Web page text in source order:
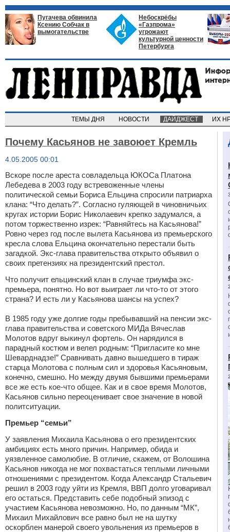
Пугачева обвинила
Ксению Собчак в
вымогательстве
Небоскрёбы
«Газпрома»
угрожают
культурной ценности
Петербурга
ТЕМЫ ДНЯ НОВОСТИ ДАЙДЖЕСТ ИХ
Почему Касьянов не завоюет Кремль
4.05.2005 00:01
Вскоре после ареста совладельца ЮКОСа Платона
Лебедева в 2003 году встревоженные члены
политической семьи Бориса Ельцина спросили патриарха
клана: “Что делать?”. Согласно гуляющей в чиновничьих
кругах истории Борис Николаевич крепко задумался, а
потом торжественно изрек: “Равняйтесь на Касьянова!”
Ровно через год после вылета Касьянова из премьерского
кресла слова Ельцина окончательно перестали быть
загадкой. Экс-глава правительства открыто объявил о
своих претензиях на президентский престол.
Что получит ельцинский клан в случае триумфа экс-
премьера, понятно. Но вот выиграет ли что-то от этого
страна? И есть ли у Касьянова шансы на успех?
В 1985 году уже долгие годы пребывавший на пенсии экс-
глава правительства и советского МИДа Вячеслав
Молотов вдруг выкинул фортель. Он нарядился в
парадный костюм и велел родным: “Пригласите ко мне
Шеварднадзе!” Сравнивать давно вышедшего в тираж
старца Молотова с полным сил и здоровья Касьяновым,
конечно, смешно. Но между двумя бывшими премьерами
все же есть кое-что общее. Как и в свое время Молотов,
Касьянов сильно переоценивает свое значение в новой
политситуации.
Премьер “семьи”
У заявления Михаила Касьянова о его президентских
амбициях есть много причин. Например, обида и
уязвленное самолюбие. В отличие, скажем, от Волошина
Касьянов никогда не мог похвастаться теплыми личными
отношениями с президентом. Когда Александр Стальевич
решил в 2003 году уйти из Кремля, ВВП долго уговаривал
его остаться. Представить себе подобный эпизод с
участием Касьянова невозможно. Но, по данным “МК”,
Михаил Михайлович все равно был не на шутку
оскорблен манерой своего увольнения из премьеров в